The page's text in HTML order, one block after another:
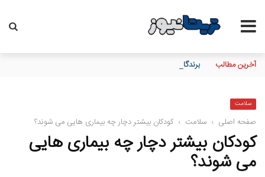
آخرین مطالب برندگان نهایی «فستیوال گل طلایی» بیمه آسیا مشخص شدند
سلامت
صفحه اصلی › سلامت › کودکان بیشتر دچار چه بیماری هایی می شوند؟
کودکان بیشتر دچار چه بیماری هایی
می شوند؟